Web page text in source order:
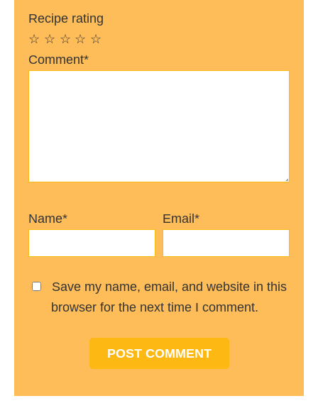
Recipe rating
☆
☆
☆
☆
☆
Comment*
Name* Email*
Save my name, email, and website in this
browser for the next time I comment.